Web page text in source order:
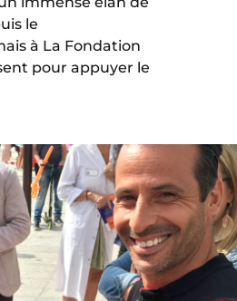
le
à La Fondation
pour appuyer le